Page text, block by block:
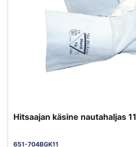
Hitsaajan käsine nautahaljas 11
651-704BGK11